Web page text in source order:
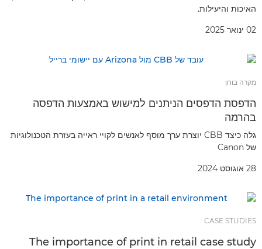
האיכות והיעילות.
02 ינואר 2025
מקרה בוחן
הדפסת הדפסים הניתנים למישוש באמצעות הדפסה
בהרמה
גלה כיצד CBB יוצרת ערך מוסף לאנשים לקויי ראייה בעזרת הטכנולוגיות
של Canon
28 אוגוסט 2024
CASE STUDIES
The importance of print in retail case study